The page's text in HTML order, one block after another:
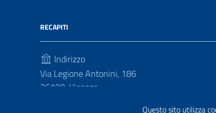
Questo sito utilizza
RECAPITI
Indirizzo
Via Legione Antonini, 186
36100, Vicenza